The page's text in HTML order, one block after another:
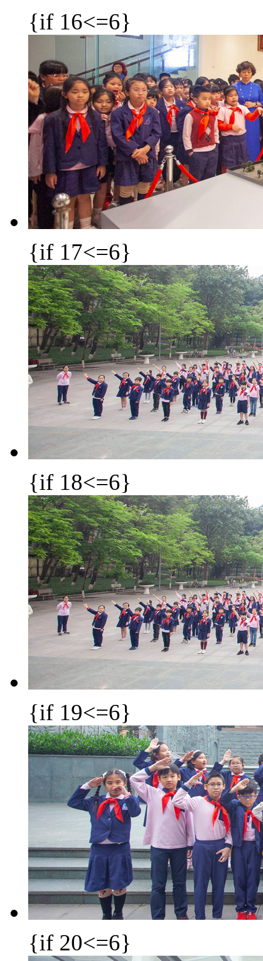
{if 16<=6}
{if 17<=6}
{if 18<=6}
{if 19<=6}
{if 20<=6}